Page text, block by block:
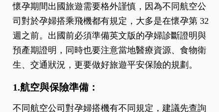
懷孕期間出國旅遊需要格外謹慎，因為不同航空公
司對於孕婦搭乘飛機都有規定，大多是在懷孕第 32
週之前。出國前必須準備英文版的孕婦診斷證明與
預產期證明，同時也要注意當地醫療資源、食物衛
生、交通狀況，更要做好旅遊平安保險的規劃。
1.航空與保險準備：
不同航空公司對孕婦搭機有不同規定，建議先查詢